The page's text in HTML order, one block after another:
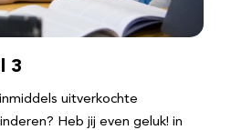
3
uitverkochte
Heb jij even geluk! in